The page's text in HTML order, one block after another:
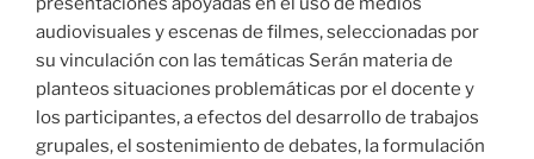
audiovisuales y escenas de filmes, seleccionadas por
su vinculación con las temáticas Serán materia de
planteos situaciones problemáticas por el docente y
los participantes, a efectos del desarrollo de trabajos
grupales, el sostenimiento de debates, la formulación